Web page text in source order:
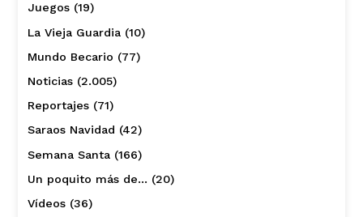
Juegos(19)
La Vieja Guardia(10)
Mundo Becario (77)
Noticias(2.005)
Reportajes(71)
Saraos Navidad (42)
Semana Santa(166)
Un poquito más de… (20)
Vídeos(36)